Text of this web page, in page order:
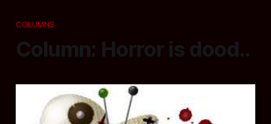
COLUMNS
Column: Horror is dood..